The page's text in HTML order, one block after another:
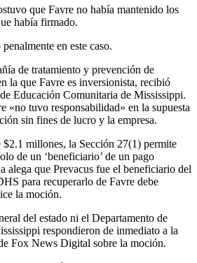
que Favre no había mantenido los
había firmado.
en este caso.
de tratamiento y prevención de
la que Favre es inversionista, recibió
Educación Comunitaria de Mississippi.
«no tuvo responsabilidad» en la supuesta
sin fines de lucro y la empresa.
$2.1 millones, la Sección 27(1) permite
de un ‘beneficiario’ de un pago
alega que Prevacus fue el beneficiario del
para recuperarlo de Favre debe
la moción.
del estado ni el Departamento de
respondieron de inmediato a la
Fox News Digital sobre la moción.